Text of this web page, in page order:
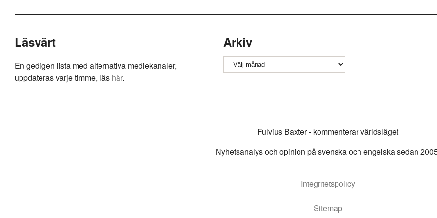
Läsvärt
En gedigen lista med alternativa mediekanaler,
uppdateras varje timme, läs här.
Arkiv
Arkiv
Fulvius Baxter - kommenterar världsläget
Nyhetsanalys och opinion på svenska och engelska sedan
Integritetspolicy
Sitemap